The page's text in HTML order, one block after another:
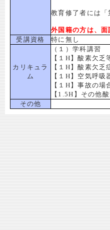
教育修了者には
外国籍の方は、
受講資格
特に無し
カリキュラ
ム
（１）学科講習
【１H】酸素欠乏
【１H】酸素欠乏
【１H】空気呼
【１H】事故の
【1.5H】その他
その他